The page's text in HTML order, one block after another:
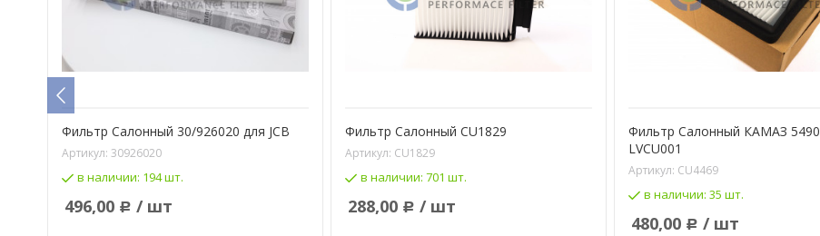
Фильтр Салонный 30/926020 для JCB
Артикул: 30926020
в наличии: 194 шт.
496,00 Р / шт
Фильтр Салонный CU1829
Артикул: CU1829
в наличии: 701 шт.
288,00 Р / шт
Фильтр Салонный КАМАЗ 5490
LVCU001
Артикул: CU4469
в наличии: 35 шт.
480,00 Р / шт